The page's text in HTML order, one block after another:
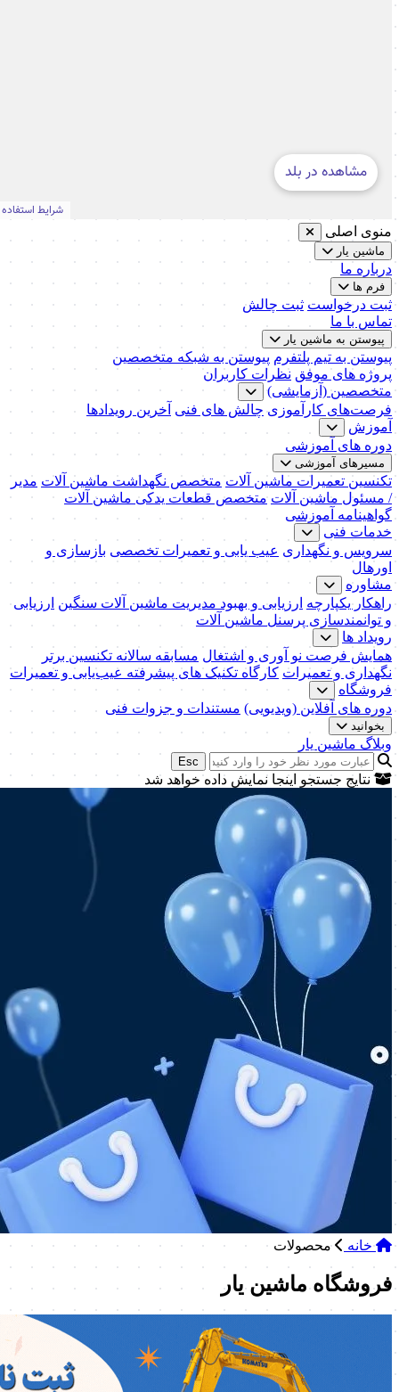
منوی اصلی
ماشین یار
درباره ما
فرم ها
ثبت درخواست ثبت چالش
تماس با ما
پیوستن به ماشین یار
پیوستن به تیم پلتفرم پیوستن به شبکه متخصصین
پروژه های موفق نظرات کاربران
متخصصین (آزمایشی)
فرصت‌های کارآموزی چالش های فنی آخرین رویدادها
آموزش
دوره های آموزشی
مسیرهای آموزشی
تکنسین تعمیرات ماشین آلات متخصص نگهداشت ماشین آلات مدیر
/ مسئول ماشین آلات متخصص قطعات یدکی ماشین آلات
گواهینامه آموزشی
خدمات فنی
سرویس و نگهداری عیب یابی و تعمیرات تخصصی بازسازی و
اورهال
مشاوره
راهکار یکپارچه ارزیابی و بهبود مدیریت ماشین آلات سنگین ارزیابی
و توانمندسازی پرسنل ماشین آلات
رویداد ها
همایش فرصت نو آوری و اشتغال مسابقه سالانه تکنسین برتر
نگهداری و تعمیرات کارگاه تکنیک‌ های پیشرفته عیب‌یابی و تعمیرات
فروشگاه
دوره های آفلاین (ویدیویی) مستندات و جزوات فنی
بخوانید
وبلاگ ماشین یار
Esc
نتایج جستجو اینجا نمایش داده خواهد شد
خانه محصولات
فروشگاه ماشین یار